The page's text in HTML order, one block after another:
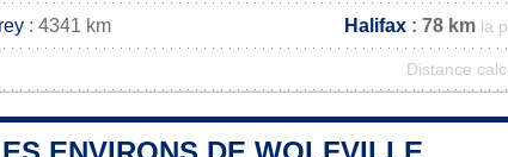
: 4341 km Halifax : 78 km la
Distance